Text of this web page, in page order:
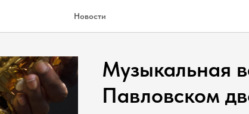
Новости
Музыкальная
Павловском